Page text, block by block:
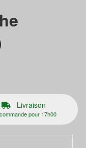
Livraison
pour 17h00